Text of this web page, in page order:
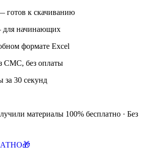
готов к скачиванию
для начинающих
формате Excel
СМС, без оплаты
за 30 секунд
материалы 100% бесплатно · Без